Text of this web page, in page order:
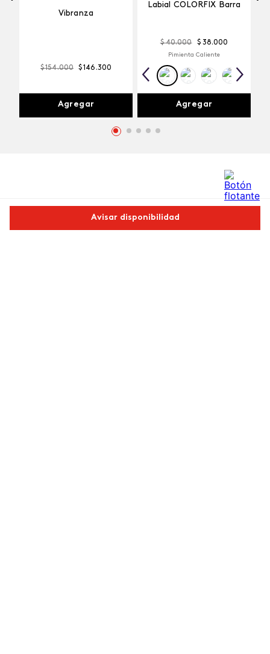
Avisar disponibilidad
Vibranza
$154.000 $146 .300
Agregar
Labial COLORFIX Barra
$ 40.000 $ 38.000
Pimienta Caliente
Agregar
Comentarios